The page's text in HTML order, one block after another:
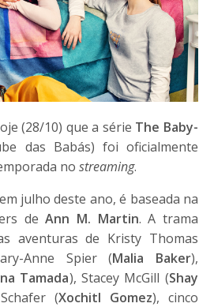
(28/10) que a série The Baby-
das Babás) foi oficialmente
nostreaming.
julho deste ano, é baseada na
deAnn M. Martin. A trama
aventuras de Kristy Thomas
Anne Spier (Malia Baker),
Tamada), Stacey McGill (Shay
(Xochitl Gomez), cinco